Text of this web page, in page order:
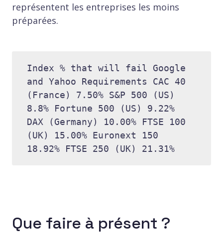
représentent les entreprises les moins
préparées.
Index % that will fail Google
and Yahoo Requirements CAC 40
(France) 7.50% S&P 500 (US)
8.8% Fortune 500 (US) 9.22%
DAX (Germany) 10.00% FTSE 100
(UK) 15.00% Euronext 150
18.92% FTSE 250 (UK) 21.31%
Que faire à présent ?